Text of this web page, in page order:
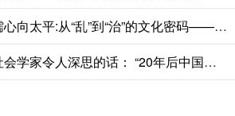
还能配资官网 一片儒心向太平:从“乱”到“治”的文化密码——专访《太平年》历史顾问葛焕礼
第一配资官网 一位社会学家令人深思的话： “20年后中国丧葬将会转变。很多独生子女